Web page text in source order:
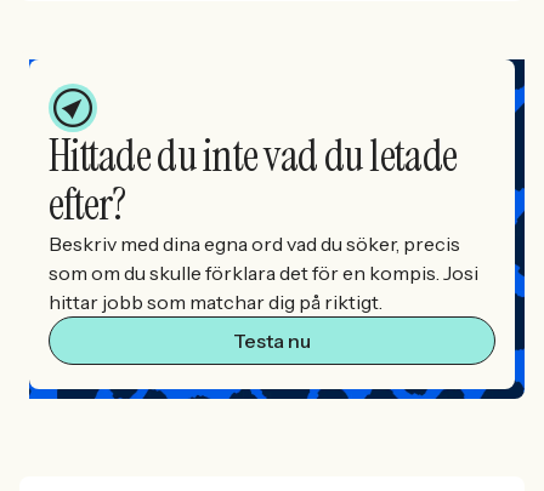
Hittade du inte vad du letade
efter?
Beskriv med dina egna ord vad du söker, precis
som om du skulle förklara det för en kompis. Josi
hittar jobb som matchar dig på riktigt.
Testa nu